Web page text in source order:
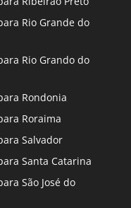
Rio Grande do
Rio Grando do
Rondonia
Roraima
Salvador
Santa Catarina
São José do